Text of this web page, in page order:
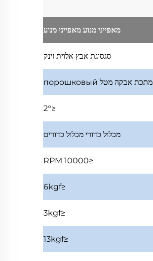
מאפייני מנוע מאפייני מנוע
סגסוגת אבץ אלוית זינק
מתכת אבקה מטל порошковый
≤2°
מכלול כדורי מכלול כדורים
≤10000 RPM
≤6kgf
≤3kgf
≤13kgf